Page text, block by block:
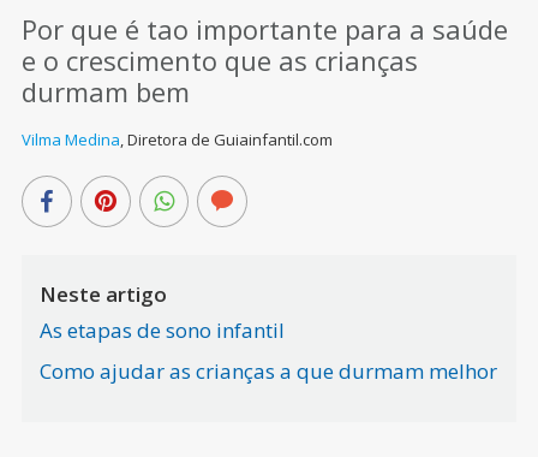
Por que é tao importante para a saúde
e o crescimento que as crianças
durmam bem
Vilma Medina,Diretora de Guiainfantil.com
Neste artigo
As etapas de sono infantil
Como ajudar as crianças a que durmam melhor